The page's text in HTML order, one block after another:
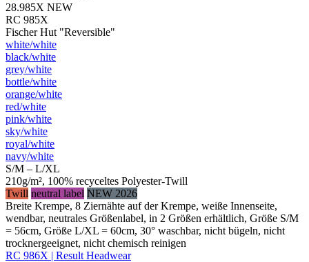
28.985X NEW
RC 985X
Fischer Hut "Reversible"
white/​white
black/​white
grey/​white
bottle/​white
orange/​white
red/​white
pink/​white
sky/​white
royal/​white
navy/​white
S/M – L/XL
210g/m², 100% recyceltes Polyester-Twill
Twill neutral label NEW 2026
Breite Krempe, 8 Ziernähte auf der Krempe, weiße Innenseite,
wendbar, neutrales Größenlabel, in 2 Größen erhältlich, Größe S/M
= 56cm, Größe L/XL = 60cm, 30° waschbar, nicht bügeln, nicht
trocknergeeignet, nicht chemisch reinigen
RC 986X | Result Headwear